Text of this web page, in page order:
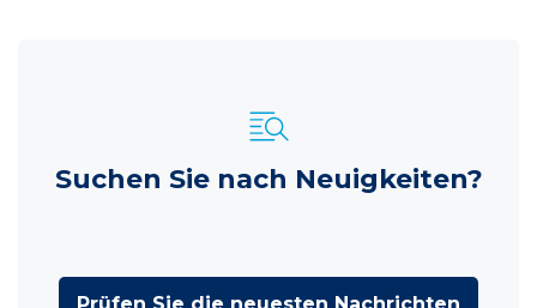
Suchen Sie nach Neuigkeiten?
Prüfen Sie die neuesten Nachrichten